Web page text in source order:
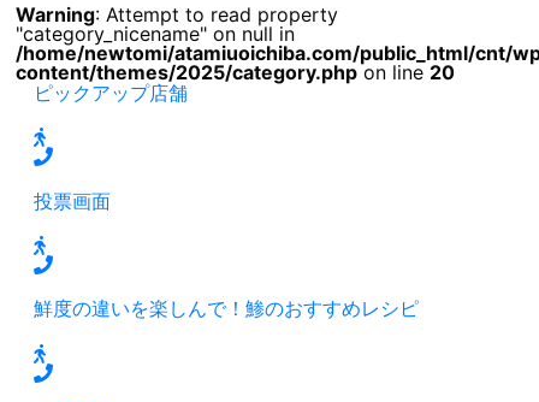
Warning: Attempt to read property
"category_nicename" on null in
/home/newtomi/atamiuoichiba.com/public_html/cnt/
content/themes/2025/category.phpon line 20
ピックアップ店舗
投票画面
鮮度の違いを楽しんで！鯵のおすすめレシピ